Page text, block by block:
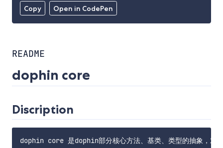
Copy Open in CodePen
README
dophin core
Discription
dophin core 是dophin部分核心方法、基类、类型的抽象，对